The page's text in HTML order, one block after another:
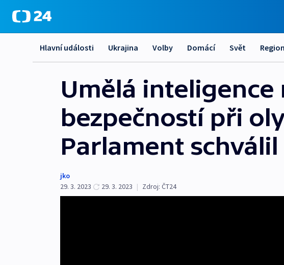
Hlavní události Ukrajina Volby Domácí Svět
Umělá inteligence
bezpečností při
Parlament
jko
29. 3. 2023
29. 3. 2023 | Zdroj: ČT24